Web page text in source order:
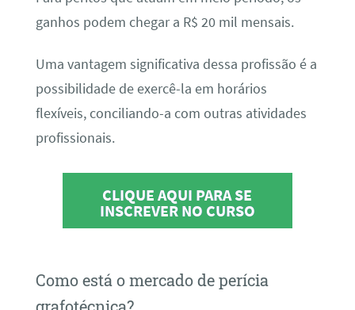
ganhos podem chegar a R$ 20 mil mensais.
Uma vantagem significativa dessa profissão é a
possibilidade de exercê-la em horários
flexíveis, conciliando-a com outras atividades
profissionais.
CLIQUE AQUI PARA SE
INSCREVER NO CURSO
Como está o mercado de perícia